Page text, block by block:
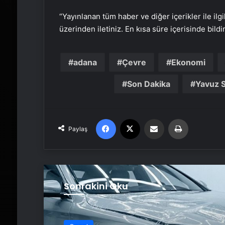
“Yayınlanan tüm haber ve diğer içerikler ile
üzerinden iletiniz. En kısa süre içerisinde
adana Çevre Ekonomi
Son Dakika Yavuz
Paylaş
Facebook Email'den paylaş
Sonrakini Oku